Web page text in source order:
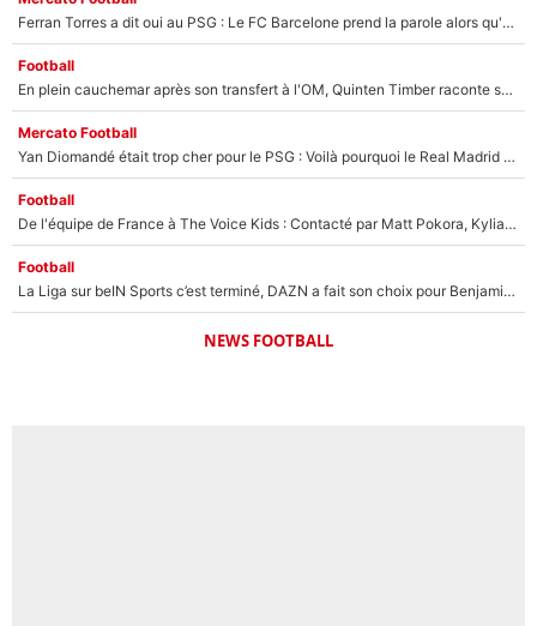
Ferran Torres a dit oui au PSG : Le FC Barcelone prend la parole alors qu'un transfert de l'attaquant espagnol prend forme
Football
En plein cauchemar après son transfert à l'OM, Quinten Timber raconte ses doutes après sa signature à Marseille
Mercato Football
Yan Diomandé était trop cher pour le PSG : Voilà pourquoi le Real Madrid a accepté de payer la somme record de 140M€ pour boucler son transfert !
Football
De l'équipe de France à The Voice Kids : Contacté par Matt Pokora, Kylian Mbappé a accepté de jouer un rôle inédit sur TF1 !
Football
La Liga sur beIN Sports c’est terminé, DAZN a fait son choix pour Benjamin Da Silva et Omar Da Fonseca !
NEWS FOOTBALL